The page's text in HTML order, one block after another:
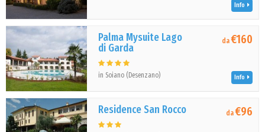
Info
Palma Mysuite Lago
di Garda
in Soiano (Desenzano)
da€160
Info
Residence San Rocco da€96